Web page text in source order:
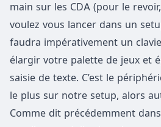
main sur les CDA (pour le revoir,
voulez vous lancer dans un
faudra impérativement un
élargir votre palette de jeux et
saisie de texte. C’est le
le plus sur notre setup, alors
Comme dit précédemment